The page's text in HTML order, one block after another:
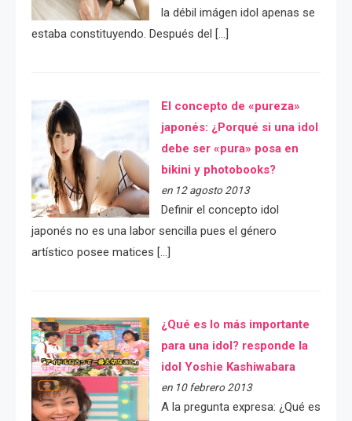
la débil imágen idol apenas se
estaba constituyendo. Después del […]
El concepto de «pureza»
japonés: ¿Porqué si una idol
debe ser «pura» posa en
bikini y photobooks?
en 12 agosto 2013
Definir el concepto idol
japonés no es una labor sencilla pues el género
artístico posee matices […]
¿Qué es lo más importante
para una idol? responde la
idol Yoshie Kashiwabara
en 10 febrero 2013
A la pregunta expresa: ¿Qué es